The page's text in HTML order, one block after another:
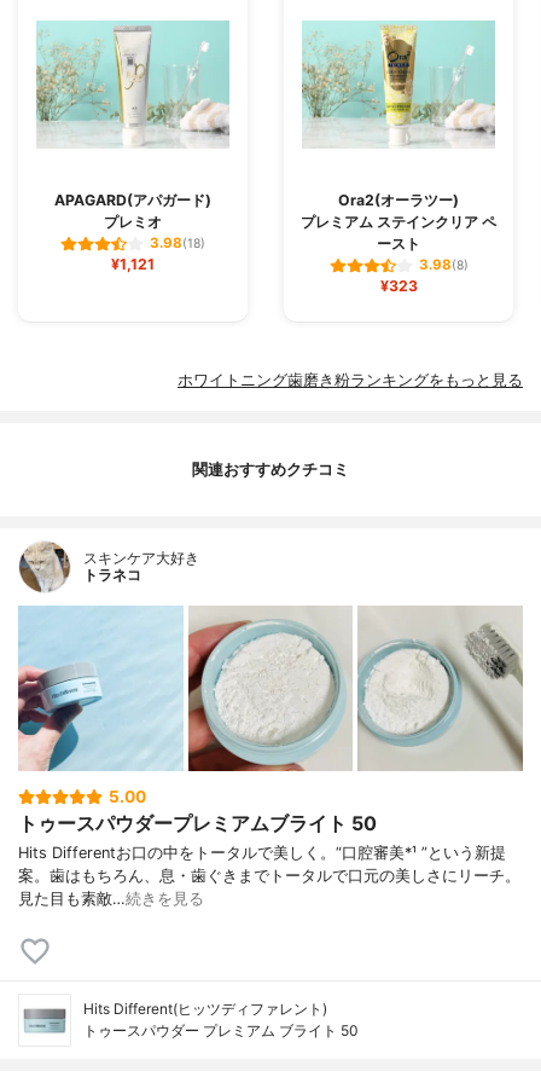
APAGARD(アパガード)
プレミオ
3.98(18)
¥1,121
Ora2(オーラツー)
プレミアム ステインクリア ペ
ースト
3.98(8)
¥323
ホワイトニング歯磨き粉ランキングをもっと見る
関連おすすめクチコミ
スキンケア大好き
トラネコ
5.00
トゥースパウダープレミアムブライト 50
Hits Differentお口の中をトータルで美しく。“口腔審美*¹ ”という新提
案。歯はもちろん、息・歯ぐきまでトータルで口元の美しさにリーチ。
見た目も素敵…続きを見る
Hits Different(ヒッツディファレント)
トゥースパウダー プレミアム ブライト 50